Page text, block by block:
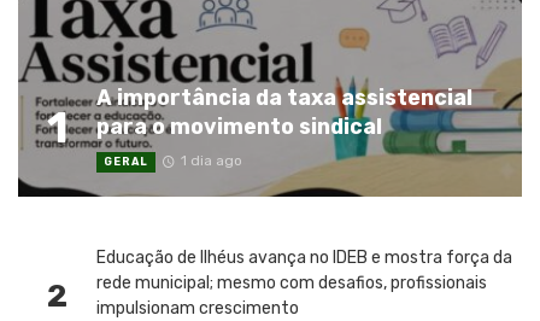
1
A importância da taxa assistencial
para o movimento sindical
GERAL 1 dia ago
2
Educação de Ilhéus avança no IDEB e mostra força da
rede municipal; mesmo com desafios, profissionais
impulsionam crescimento